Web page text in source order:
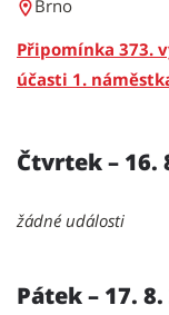
Brno
Připomínka 373.
účasti 1.
Čtvrtek – 16.
žádné události
Pátek – 17. 8.